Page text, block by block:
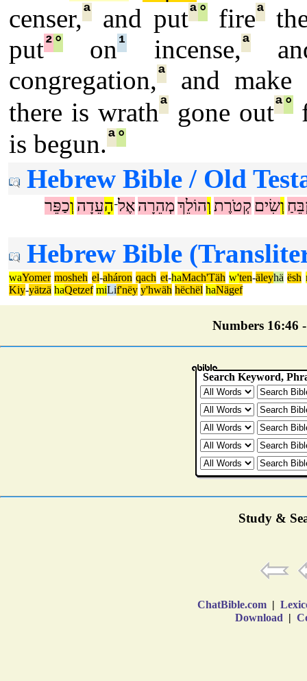
censer,ª and putª°fireª
put²° on¹ incense,ª
congregation,ª
and make
there is wrathªgone outª°
is begun.ª°
Hebrew Bible / Old
וְשִׂים קְטֹרֶת וְהוֹלֵךְמְהֵרָהאֶל־הָעֵדָה וְכַפֵּר
Hebrew Bible
waYomer mosheh el-aháron qach et-haMach'Täh w'ten-äleyhä ësh
Kiy-yätzä haQetzef miLif'nëy y'hwäh hëchël haNägef
Numbers 16:46
Study &
ChatBible.com |
Download |